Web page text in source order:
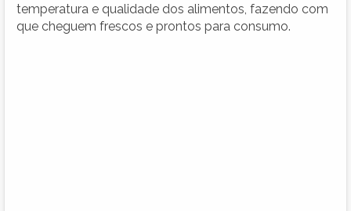
temperatura e qualidade dos alimentos, fazendo com
que cheguem frescos e prontos para consumo.